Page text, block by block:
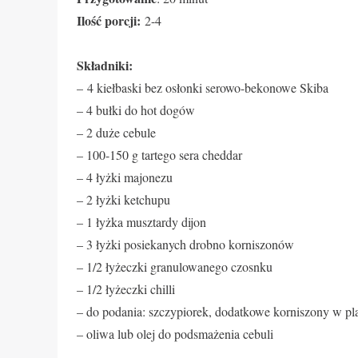
Ilość porcji: 2-4
Składniki:
– 4 kiełbaski bez osłonki serowo-bekonowe Skiba
– 4 bułki do hot dogów
– 2 duże cebule
– 100-150 g tartego sera cheddar
– 4 łyżki majonezu
– 2 łyżki ketchupu
– 1 łyżka musztardy dijon
– 3 łyżki posiekanych drobno korniszonów
– 1/2 łyżeczki granulowanego czosnku
– 1/2 łyżeczki chilli
– do podania: szczypiorek, dodatkowe korniszony w
– oliwa lub olej do podsmażenia cebuli